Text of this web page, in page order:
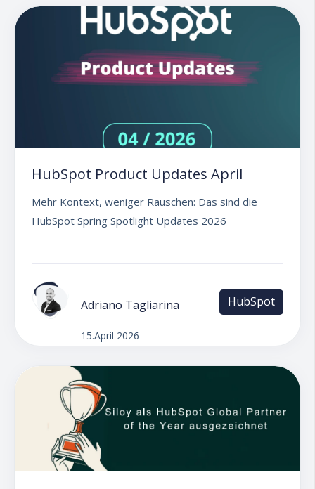
HubSpot Product Updates April
Mehr Kontext, weniger Rauschen: Das sind die
HubSpot Spring Spotlight Updates 2026
Adriano Tagliarina
15.April 2026
HubSpot